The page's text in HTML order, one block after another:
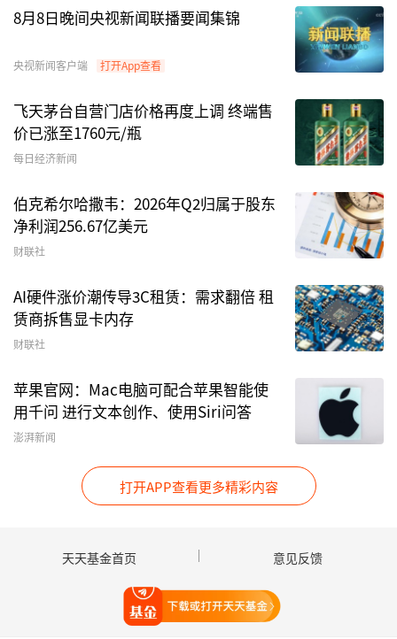
（TTM）约为40.52倍，市净率（LF）约5.6倍，市
8月8日晚间央视新闻联播要闻集锦
央视新闻客户端 打开App查看
飞天茅台自营门店价格再度上调 终端售
价已涨至1760元/瓶
每日经济新闻
伯克希尔哈撒韦：2026年Q2归属于股东
净利润256.67亿美元
财联社
AI硬件涨价潮传导3C租赁：需求翻倍 租
赁商拆售显卡内存
财联社
苹果官网：Mac电脑可配合苹果智能使
用千问 进行文本创作、使用Siri问答
澎湃新闻
打开APP查看更多精彩内容
天天基金首页 意见反馈
打开天天基金